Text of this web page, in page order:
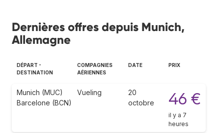
Dernières offres depuis Munich,
Allemagne
DÉPART -
DESTINATION
COMPAGNIES
AÉRIENNES
DATE PRIX
Munich (MUC)
Barcelone (BCN)
Vueling
20
octobre
46 €
il y a 7
heures